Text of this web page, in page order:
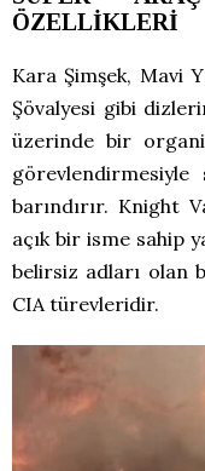
ÖZELLİKLERİ
Kara Şimşek, Mavi
Şövalyesi gibi
üzerinde bir
görevlendirmesiyle
barındırır. Knight
açık bir isme sahip
belirsiz adları olan
CIA türevleridir.